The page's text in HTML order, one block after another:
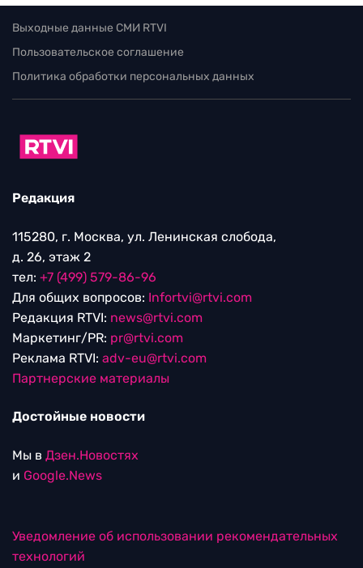
Выходные данные СМИ RTVI
Пользовательское соглашение
Политика обработки персональных данных
Редакция
115280, г. Москва, ул. Ленинская слобода,
д. 26, этаж 2
тел: +7 (499) 579-86-96
Для общих вопросов: Infortvi@rtvi.com
Редакция RTVI: news@rtvi.com
Маркетинг/PR: pr@rtvi.com
Реклама RTVI: adv-eu@rtvi.com
Партнерские материалы
Достойные новости
Мы в Дзен.Новостях
и Google.News
Уведомление об использовании рекомендательных
технологий